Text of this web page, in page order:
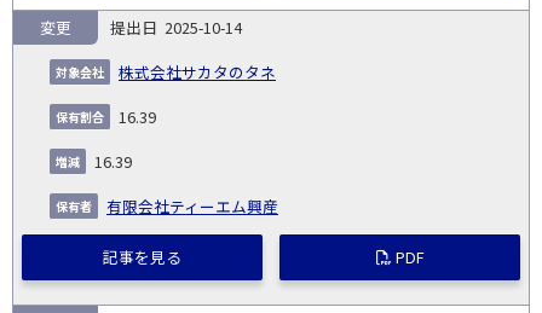
2025-10-14
株式会社サカタのタネ
変更
16.39
16.39
有限会社ティーエム興産
記事を見る PDF